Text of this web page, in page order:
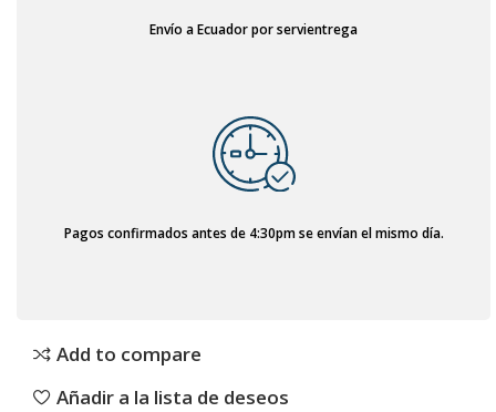
Envío a Ecuador por servientrega
Pagos confirmados antes de 4:30pm se envían el mismo día.
Add to compare
Añadir a la lista de deseos